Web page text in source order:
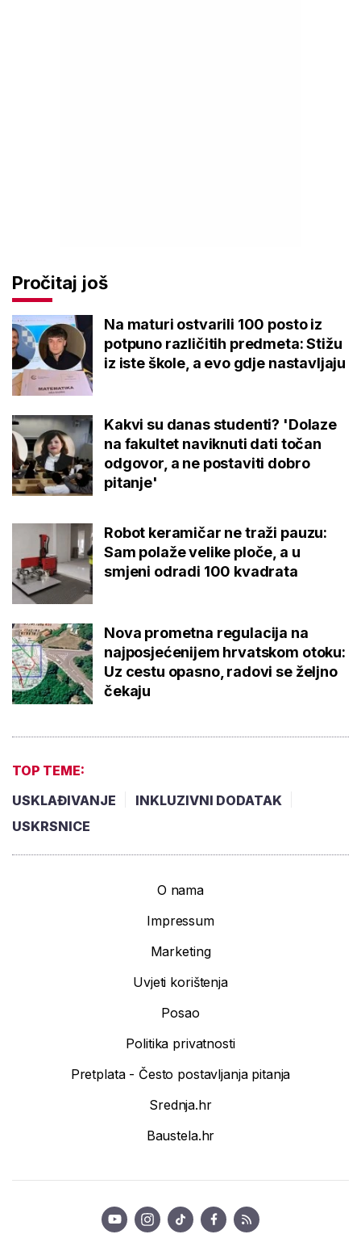
Pročitaj još
Na maturi ostvarili 100 posto iz
potpuno različitih predmeta: Stižu
iz iste škole, a evo gdje nastavljaju
Kakvi su danas studenti? 'Dolaze
na fakultet naviknuti dati točan
odgovor, a ne postaviti dobro
pitanje'
Robot keramičar ne traži pauzu:
Sam polaže velike ploče, a u
smjeni odradi 100 kvadrata
Nova prometna regulacija na
najposjećenijem hrvatskom otoku:
Uz cestu opasno, radovi se željno
čekaju
TOP TEME:
USKLAĐIVANJE
INKLUZIVNI DODATAK
USKRSNICE
O nama
Impressum
Marketing
Uvjeti korištenja
Posao
Politika privatnosti
Pretplata - Često postavljanja pitanja
Srednja.hr
Baustela.hr